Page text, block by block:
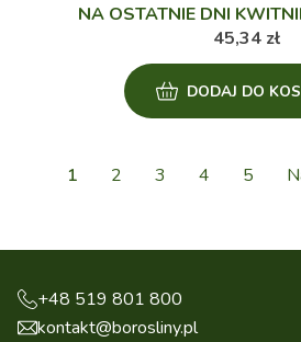
NA OSTATNIE DNI
45,34 zł
DODAJ DO
1 2 3 4 5
+48 519 801 800
kontakt@borosliny.pl